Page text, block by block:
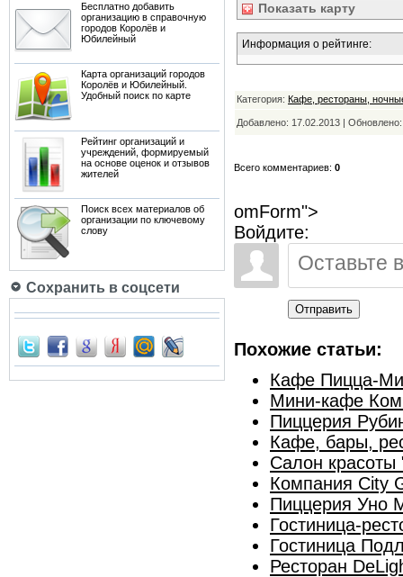
Бесплатно добавить
организацию в справочную
городов Королёв и
Юбилейный
Карта организаций городов
Королёв и Юбилейный.
Удобный поиск по карте
Рейтинг организаций и
учреждений, формируемый
на основе оценок и отзывов
жителей
Поиск всех материалов об
организации по ключевому
слову
Сохранить в соцсети
Показать карту
Информация о рейтинге:
Категория: Кафе, рестораны,
Добавлено: 17.02.2013 |
Всего комментариев: 0
omForm">
Войдите:
Отправить
Похожие статьи:
Кафе Пицца-
Мини-кафе
Пиццерия
Кафе, бары,
Салон красоты
Компания City
Пиццерия Уно
Гостиница-
Гостиница
Ресторан